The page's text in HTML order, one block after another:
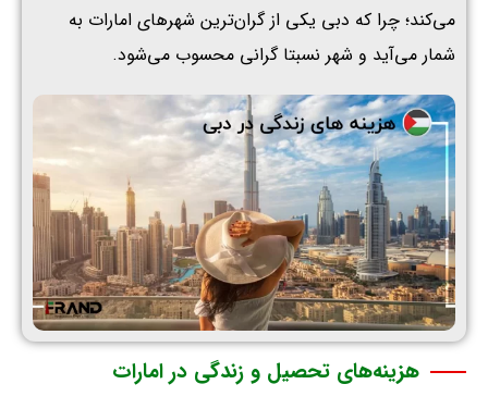
می‌کند؛ چرا که دبی یکی از گران‌ترین شهرهای امارات به
شمار می‌آید و شهر نسبتا گرانی محسوب می‌شود.
هزینه‌های تحصیل و زندگی در امارات